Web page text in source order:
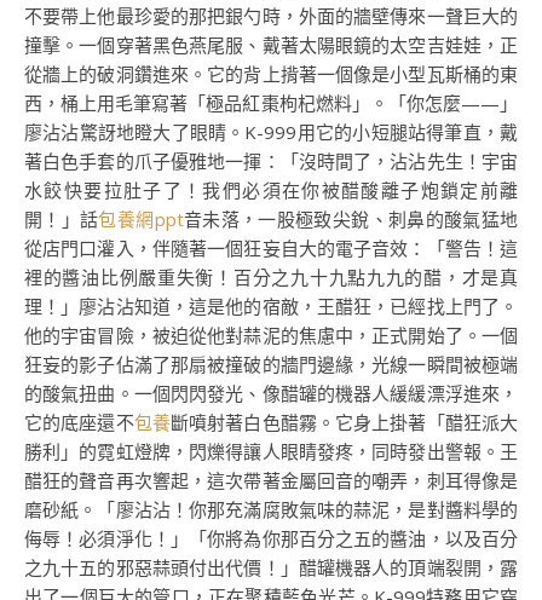
不要帶上他最珍愛的那把銀勺時，外面的牆壁傳來一聲巨大的
撞擊。一個穿著黑色燕尾服、戴著太陽眼鏡的太空吉娃娃，正
從牆上的破洞鑽進來。它的背上揹著一個像是小型瓦斯桶的東
西，桶上用毛筆寫著「極品紅棗枸杞燃料」。「你怎麼——」
廖沾沾驚訝地瞪大了眼睛。K-999用它的小短腿站得筆直，戴
著白色手套的爪子優雅地一揮：「沒時間了，沾沾先生！宇宙
水餃快要拉肚子了！我們必須在你被醋酸離子炮鎖定前離
開！」話包養網ppt音未落，一股極致尖銳、刺鼻的酸氣猛地
從店門口灌入，伴隨著一個狂妄自大的電子音效：「警告！這
裡的醬油比例嚴重失衡！百分之九十九點九九的醋，才是真
理！」廖沾沾知道，這是他的宿敵，王醋狂，已經找上門了。
他的宇宙冒險，被迫從他對蒜泥的焦慮中，正式開始了。一個
狂妄的影子佔滿了那扇被撞破的牆門邊緣，光線一瞬間被極端
的酸氣扭曲。一個閃閃發光、像醋罐的機器人緩緩漂浮進來，
它的底座還不包養斷噴射著白色醋霧。它身上掛著「醋狂派大
勝利」的霓虹燈牌，閃爍得讓人眼睛發疼，同時發出警報。王
醋狂的聲音再次響起，這次帶著金屬回音的嘲弄，刺耳得像是
磨砂紙。「廖沾沾！你那充滿腐敗氣味的蒜泥，是對醬料學的
侮辱！必須淨化！」「你將為你那百分之五的醬油，以及百分
之九十五的邪惡蒜頭付出代價！」醋罐機器人的頂端裂開，露